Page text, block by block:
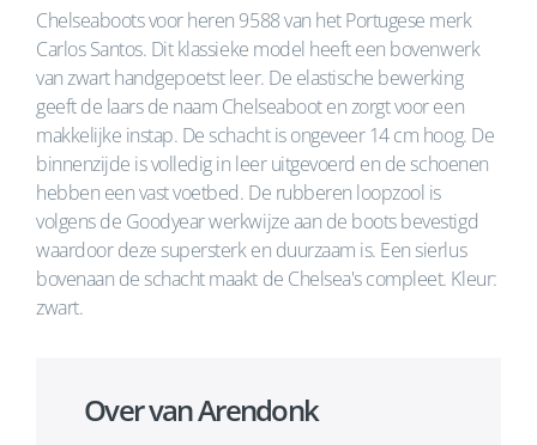
Chelseaboots voor heren 9588 van het Portugese merk
Carlos Santos. Dit klassieke model heeft een bovenwerk
van zwart handgepoetst leer. De elastische bewerking
geeft de laars de naam Chelseaboot en zorgt voor een
makkelijke instap. De schacht is ongeveer 14 cm hoog. De
binnenzijde is volledig in leer uitgevoerd en de schoenen
hebben een vast voetbed. De rubberen loopzool is
volgens de Goodyear werkwijze aan de boots bevestigd
waardoor deze supersterk en duurzaam is. Een sierlus
bovenaan de schacht maakt de Chelsea's compleet. Kleur:
zwart.
Over van Arendonk